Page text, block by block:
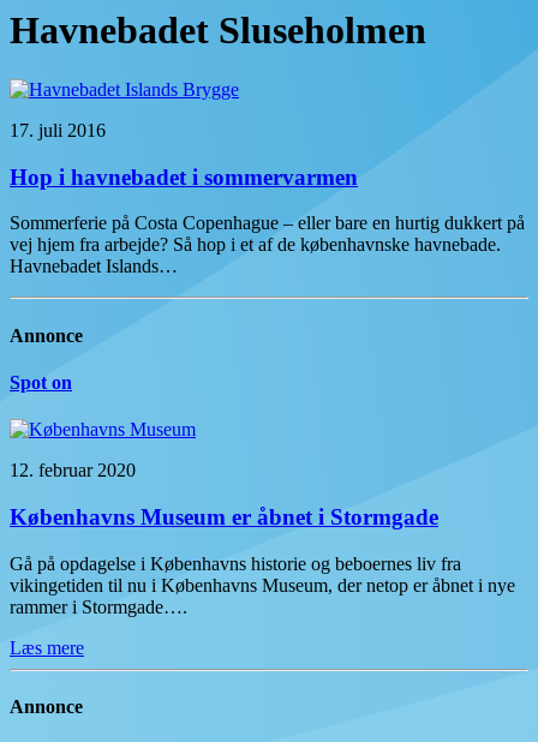
Havnebadet Sluseholmen
17. juli 2016
Hop i havnebadet i sommervarmen
Sommerferie på Costa Copenhague – eller bare en hurtig dukkert på
vej hjem fra arbejde? Så hop i et af de københavnske havnebade.
Havnebadet Islands…
Annonce
Spot on
12. februar 2020
Københavns Museum er åbnet i Stormgade
Gå på opdagelse i Københavns historie og beboernes liv fra
vikingetiden til nu i Københavns Museum, der netop er åbnet i nye
rammer i Stormgade….
Læs mere
Annonce